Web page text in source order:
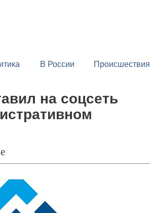
В России Происшествия
на соцсеть